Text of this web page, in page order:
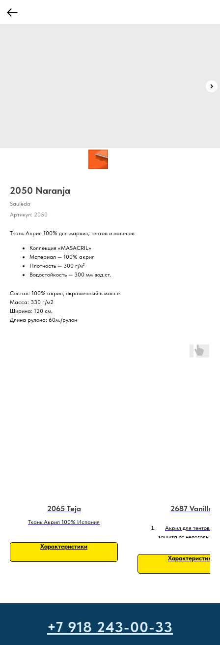
2050 Naranja
Sauleda
Артикул: 2050
Ткань Акрил 100% для маркиз, тентов и навесов
Коллекция «MASACRIL»
Материал — 100% акрил
Плотность — 300 г/м²
Водостойкость — 300 мм вод.ст.
Состав: 100% акрил, окрашенный в массе
Масса: 330 г/м2
Ширина: 120 см.
Длина рулона: 60м./рулон
2065 Teja
Ткань Акрил 100% Испания
Характеристики
2687 Vanilla
Акрил для тентов:
защита от непогоды.
Характеристики
+7 918 243-00-33